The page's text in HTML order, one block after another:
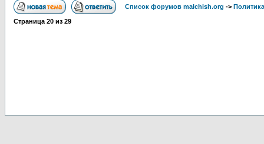
Список форумов malchish.org ->
Страница 20 из 29